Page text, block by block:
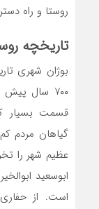
روستا و راه
تاریخچه
بوژان شهری
۷۰۰ سال
قسمت بسیار
گیاهان مردم
عظیم شهر را
ابوسعید
است. از